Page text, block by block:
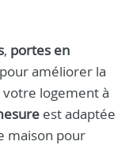
, portes en
améliorer la
logement à
est adaptée
maison pour